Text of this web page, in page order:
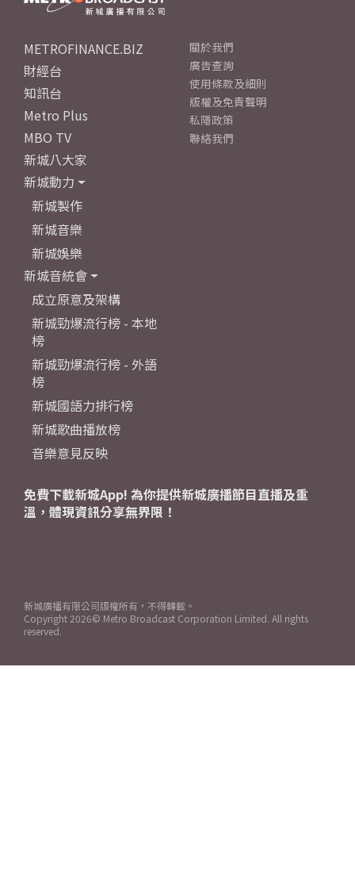
METROFINANCE.BIZ
財經台
知訊台
Metro Plus
MBO TV
新城八大家
新城動力
新城製作
新城音樂
新城娛樂
新城音統會
成立原意及架構
新城勁爆流行榜 - 本地
榜
新城勁爆流行榜 - 外語
榜
新城國語力排行榜
新城歌曲播放榜
音樂意見反映
關於我們
廣告查詢
使用條款及細則
版權及免責聲明
私隱政策
聯絡我們
免費下載新城App! 為你提供新城廣播節目直播及重
溫，體現資訊分享無界限！
新城廣播有限公司版權所有，不得轉載。
Copyright 2026© Metro Broadcast Corporation Limited. All rights
reserved.